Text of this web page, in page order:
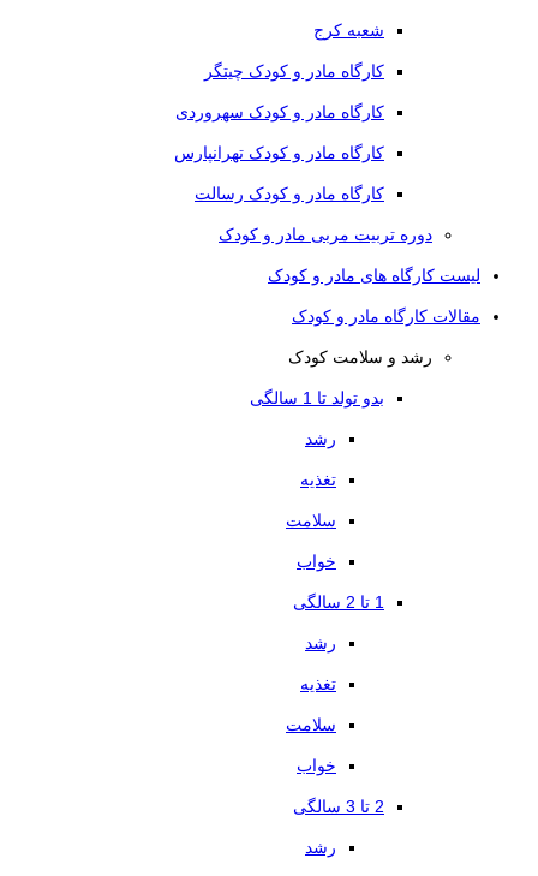
شعبه کرج
کارگاه مادر و کودک چیتگر
کارگاه مادر و کودک سهروردی
کارگاه مادر و کودک تهرانپارس
کارگاه مادر و کودک رسالت
دوره تربیت مربی مادر و کودک
لیست کارگاه های مادر و کودک
مقالات کارگاه مادر و کودک
رشد و سلامت کودک
بدو تولد تا 1 سالگی
رشد
تغذیه
سلامت
خواب
1 تا 2 سالگی
رشد
تغذیه
سلامت
خواب
2 تا 3 سالگی
رشد